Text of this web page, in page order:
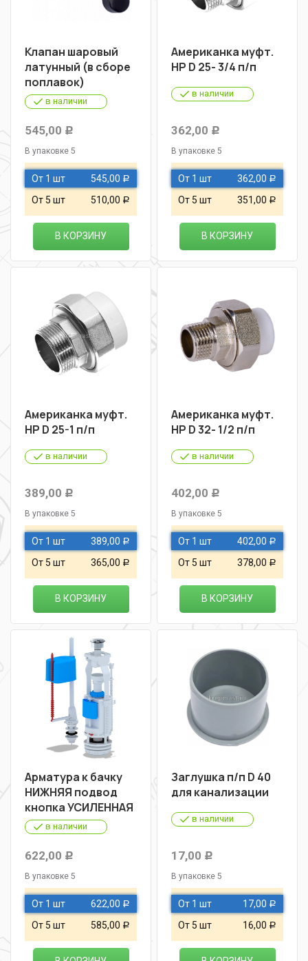
Клапан шаровый
латунный (в сборе
поплавок)
в наличии
545,00 Р
В упаковке 5
От 1 шт 545,00 Р
От 5 шт 510,00 Р
В КОРЗИНУ
Американка муфт.
НР D 25- 3/4 п/п
в наличии
362,00 Р
В упаковке 5
От 1 шт 362,00 Р
От 5 шт 351,00 Р
В КОРЗИНУ
Американка муфт.
НР D 25-1 п/п
в наличии
389,00 Р
В упаковке 5
От 1 шт 389,00 Р
От 5 шт 365,00 Р
В КОРЗИНУ
Американка муфт.
НР D 32- 1/2 п/п
в наличии
402,00 Р
В упаковке 5
От 1 шт 402,00 Р
От 5 шт 378,00 Р
В КОРЗИНУ
Арматура к бачку
НИЖНЯЯ подвод
кнопка УСИЛЕННАЯ
в наличии
622,00 Р
В упаковке 5
От 1 шт 622,00 Р
От 5 шт 585,00 Р
Заглушка п/п D 40
для канализации
в наличии
17,00 Р
В упаковке 5
От 1 шт 17,00 Р
От 5 шт 16,00 Р